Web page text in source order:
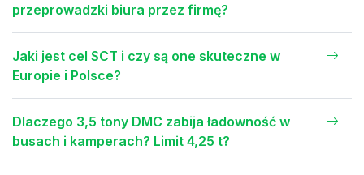
przeprowadzki biura przez firmę?
Jaki jest cel SCT i czy są one skuteczne w
Europie i Polsce?
Dlaczego 3,5 tony DMC zabija ładowność w
busach i kamperach? Limit 4,25 t?